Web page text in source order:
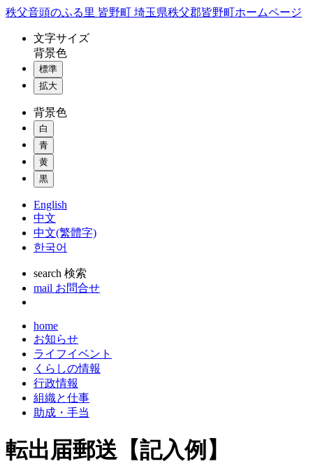
コ
秩父音頭のふる里 皆野町 埼玉県秩父郡皆野町ホームページ
文字サイズ
背景色
標準
拡大
背景色
白
青
黄
黒
English
中文
中文(繁體字)
한국어
search 検索
mail お問合せ
home
お知らせ
ライフイベント
くらしの情報
行政情報
組織と仕事
助成・手当
転出届郵送【記入例】